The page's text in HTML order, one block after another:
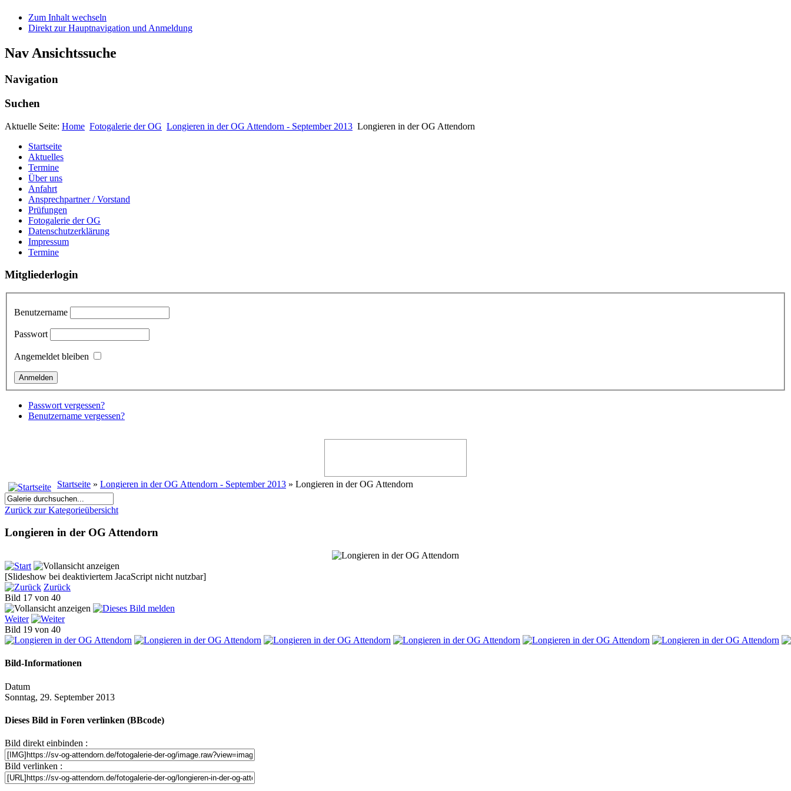
Zum Inhalt wechseln
Direkt zur Hauptnavigation und Anmeldung
Nav Ansichtssuche
Navigation
Suchen
Aktuelle Seite: Home Fotogalerie der OG Longieren in der OG Attendorn - September 2013 Longieren in der OG Attendorn
Startseite
Aktuelles
Termine
Über uns
Anfahrt
Ansprechpartner / Vorstand
Prüfungen
Fotogalerie der OG
Datenschutzerklärung
Impressum
Termine
Mitgliederlogin
Benutzername
Passwort
Angemeldet bleiben
Passwort vergessen?
Benutzername vergessen?
Startseite » Longieren in der OG Attendorn - September 2013 » Longieren in der OG Attendorn
Zurück zur Kategorieübersicht
Longieren in der OG Attendorn
[Slideshow bei deaktiviertem JacaScript nicht nutzbar]
Zurück
Bild 17 von 40
Weiter
Bild 19 von 40
Bild-Informationen
Datum
Sonntag, 29. September 2013
Dieses Bild in Foren verlinken (BBcode)
Bild direkt einbinden :
Bild verlinken :